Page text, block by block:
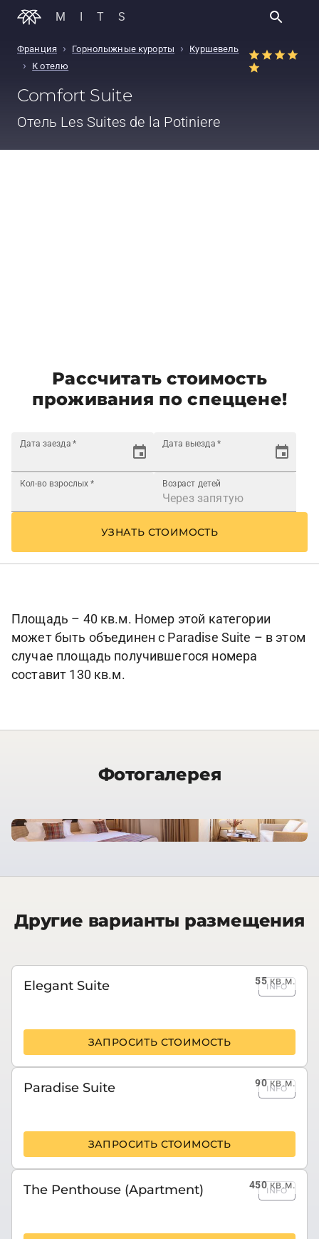
MITS
Франция › Горнолыжные курорты › Куршевель
› К отелю
Comfort Suite
Отель Les Suites de la Potiniere
Рассчитать стоимость
проживания по спеццене!
Дата заезда * Дата выезда *
Кол-во взрослых * Возраст детей
УЗНАТЬ СТОИМОСТЬ
Площадь – 40 кв.м. Номер этой категории
может быть объединен с Paradise Suite – в этом
случае площадь получившегося номера
составит 130 кв.м.
Фотогалерея
Другие варианты размещения
55кв.м.
Elegant Suite INFO
ЗАПРОСИТЬ СТОИМОСТЬ
90кв.м.
Paradise Suite INFO
ЗАПРОСИТЬ СТОИМОСТЬ
450кв.м.
The Penthouse (Apartment) INFO